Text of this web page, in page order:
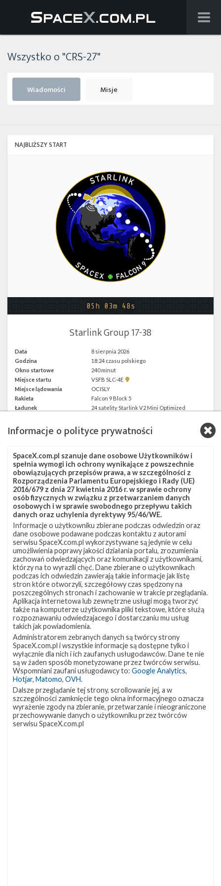
Starlink
Facebook
Kalendarze
Wszystko o "CRS-27"
Wiadomości Misje
NAJBLIŻSZY START
05h 03m 48s
Starlink Group 17-38
Data
8 sierpnia 2026
Godzina
18:24 czasu polskiego
Okno startowe
240 minut
Miejsce startu
VSFB SLC-4E
Pokaż
SLC-
4E w
Google
Miejsce lądowania
OCISLY
Rakieta
Falcon 9 Block 5
Ładunek
24 satelity Starlink V2 Mini Optimized
Z NASZEGO TWITTERA
Śledź nas na Twitterze
OSTATNIO POPULARNE
NAJPOPULARNIEJSZE TEMATY
Falcon 9 1047 Starlink 562 SLC-40 522
OCISLY 337 LC-39A 292 SLC-4E 284
NASA Lądowanie JRTI 214
ASOG Dragon 2 145 Osłony ładunku
Starship 107 Landing Zone 1
Informacje o polityce prywatności
SpaceX.com.pl szanuje dane osobowe Użytkowników i
spełnia wymogi ich ochrony wynikające z powszechnie
obowiązujących przepisów prawa, a w szczególności z
Rozporządzenia Parlamentu Europejskiego i Rady (UE)
2016/679 z dnia 27 kwietnia 2016 r. w sprawie ochrony
osób fizycznych w związku z przetwarzaniem danych
osobowych i w sprawie swobodnego przepływu takich
danych oraz uchylenia dyrektywy 95/46/WE.
Informacje o użytkowniku zbierane podczas odwiedzin oraz
dane osobowe podawane podczas kontaktu z autorami
serwisu SpaceX.com.pl wykorzystywane są jedynie w celu
umożliwienia poprawy jakości działania portalu, zrozumienia
zachowań odwiedzających oraz komunikacji z użytkownikami,
którzy na to wyrazili chęć. Dane zbierane o użytkownikach
podczas ich odwiedzin zawierają takie informacje jak listę
stron które otworzyli, szczegółowy czas spędzony na
poszczególnych stronach i zachowanie w trakcie przeglądania.
Aplikacja internetowa lub zewnętrzne usługi mogą tworzyć
także na komputerze użytkownika pliki tekstowe, które służą
rozpoznawaniu odwiedzajacego i dostarczaniu mu usług
takich jak powiadomienia.
Administratorem zebranych danych są twórcy strony
SpaceX.com.pl i wszystkie informacje są dostępne tylko i
wyłącznie dla nich i ich zaufanych usługodawców. Dane te nie
są w żaden sposób monetyzowane przez twórców serwisu.
Wspomniani zaufani usługodawcy to: Google Analytics,
Hotjar, Matomo, OVH.
Dalsze przeglądanie tej strony, scrollowanie jej, a w
szczególności zamknięcie tego okna informacyjnego oznacza
wyrażenie zgody na zbieranie, przetwarzanie i nieograniczone
przechowywanie danych o użytkowniku przez twórców
serwisu SpaceX.com.pl